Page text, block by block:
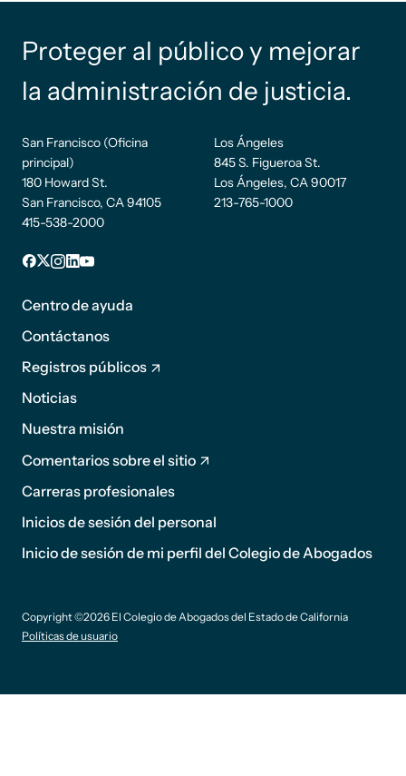
Proteger al público y mejorar
la administración de justicia.
San Francisco (Oficina
principal)
180 Howard St.
San Francisco, CA 94105
415-538-2000
Los Ángeles
845 S. Figueroa St.
Los Ángeles, CA 90017
213-765-1000
Facebook
incógnita
Instagram
LinkedIn
YouTube
Pie de
1
Centro de ayuda
Contáctanos
Registros públicos
Noticias
Nuestra misión
Pie de
2
Comentarios sobre el sitio
Carreras profesionales
Inicios de sesión del personal
Inicio de sesión de mi perfil del Colegio de Abogados
sufijo
de
Copyright ©2026 El Colegio de Abogados del Estado de California
Políticas de usuario